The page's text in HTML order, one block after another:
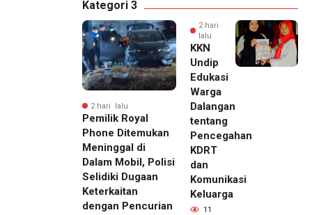
Kategori 3
2 hari lalu
Pemilik Royal
Phone Ditemukan
Meninggal di
Dalam Mobil, Polisi
Selidiki Dugaan
Keterkaitan
dengan Pencurian
2 hari
lalu
KKN
Undip
Edukasi
Warga
Dalangan
tentang
Pencegahan
KDRT
dan
Komunikasi
Keluarga
11